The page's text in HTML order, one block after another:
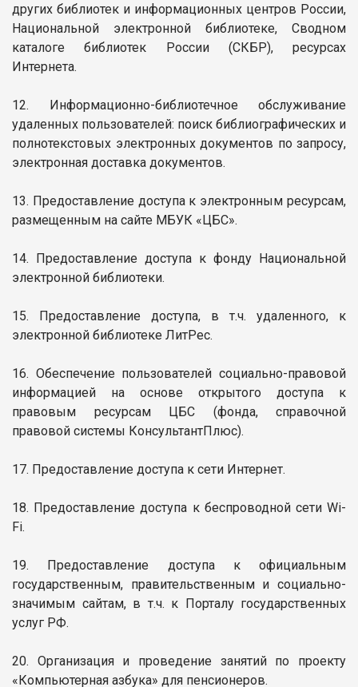
других библиотек и информационных центров России,
Национальной электронной библиотеке, Сводном
каталоге библиотек России (СКБР), ресурсах
Интернета.
12. Информационно-библиотечное обслуживание
удаленных пользователей: поиск библиографических и
полнотекстовых электронных документов по запросу,
электронная доставка документов.
13. Предоставление доступа к электронным ресурсам,
размещенным на сайте МБУК «ЦБС».
14. Предоставление доступа к фонду Национальной
электронной библиотеки.
15. Предоставление доступа, в т.ч. удаленного, к
электронной библиотеке ЛитРес.
16. Обеспечение пользователей социально-правовой
информацией на основе открытого доступа к
правовым ресурсам ЦБС (фонда, справочной
правовой системы КонсультантПлюс).
17. Предоставление доступа к сети Интернет.
18. Предоставление доступа к беспроводной сети Wi-
Fi.
19. Предоставление доступа к официальным
государственным, правительственным и социально-
значимым сайтам, в т.ч. к Порталу государственных
услуг РФ.
20. Организация и проведение занятий по проекту
«Компьютерная азбука» для пенсионеров.